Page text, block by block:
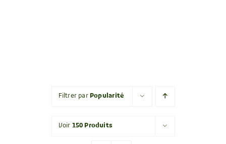
Filtrer par Popularité
Voir 150 Produits